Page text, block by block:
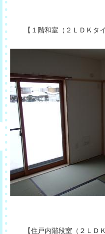
【１階和室（２ＬＤＫタイ
【住戸内階段室（２ＬＤＫ